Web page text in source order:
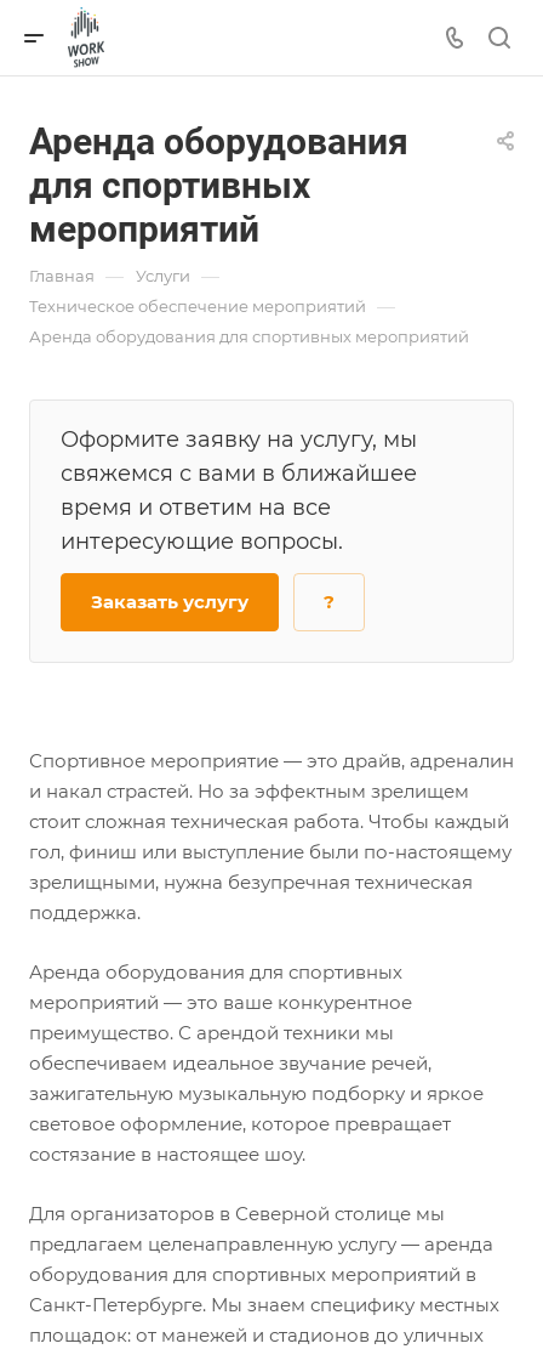
Аренда оборудования
для спортивных
мероприятий
Главная — Услуги —
Техническое обеспечение мероприятий —
Аренда оборудования для спортивных мероприятий
Оформите заявку на услугу, мы
свяжемся с вами в ближайшее
время и ответим на все
интересующие вопросы.
Заказать услугу ?
Спортивное мероприятие — это драйв, адреналин
и накал страстей. Но за эффектным зрелищем
стоит сложная техническая работа. Чтобы каждый
гол, финиш или выступление были по-настоящему
зрелищными, нужна безупречная техническая
поддержка.
Аренда оборудования для спортивных
мероприятий — это ваше конкурентное
преимущество. С арендой техники мы
обеспечиваем идеальное звучание речей,
зажигательную музыкальную подборку и яркое
световое оформление, которое превращает
состязание в настоящее шоу.
Для организаторов в Северной столице мы
предлагаем целенаправленную услугу — аренда
оборудования для спортивных мероприятий в
Санкт-Петербурге. Мы знаем специфику местных
площадок: от манежей и стадионов до уличных